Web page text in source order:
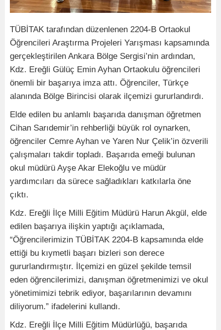
TÜBİTAK tarafından düzenlenen 2204-B Ortaokul
Öğrencileri Araştırma Projeleri Yarışması kapsamında
gerçekleştirilen Ankara Bölge Sergisi’nin ardından,
Kdz. Ereğli Gülüç Emin Ayhan Ortaokulu öğrencileri
önemli bir başarıya imza attı. Öğrenciler, Türkçe
alanında Bölge Birincisi olarak ilçemizi gururlandırdı.
Elde edilen bu anlamlı başarıda danışman öğretmen
Cihan Sarıdemir’in rehberliği büyük rol oynarken,
öğrenciler Cemre Ayhan ve Yaren Nur Çelik’in özverili
çalışmaları takdir topladı. Başarıda emeği bulunan
okul müdürü Ayşe Akar Elekoğlu ve müdür
yardımcıları da sürece sağladıkları katkılarla öne
çıktı.
Kdz. Ereğli İlçe Milli Eğitim Müdürü Harun Akgül, elde
edilen başarıya ilişkin yaptığı açıklamada,
“Öğrencilerimizin TÜBİTAK 2204-B kapsamında elde
ettiği bu kıymetli başarı bizleri son derece
gururlandırmıştır. İlçemizi en güzel şekilde temsil
eden öğrencilerimizi, danışman öğretmenimizi ve okul
yönetimimizi tebrik ediyor, başarılarının devamını
diliyorum.” ifadelerini kullandı.
Kdz. Ereğli İlçe Milli Eğitim Müdürlüğü, başarıda